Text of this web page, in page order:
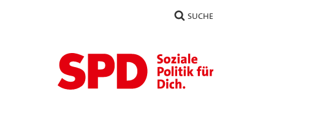
SUCHE